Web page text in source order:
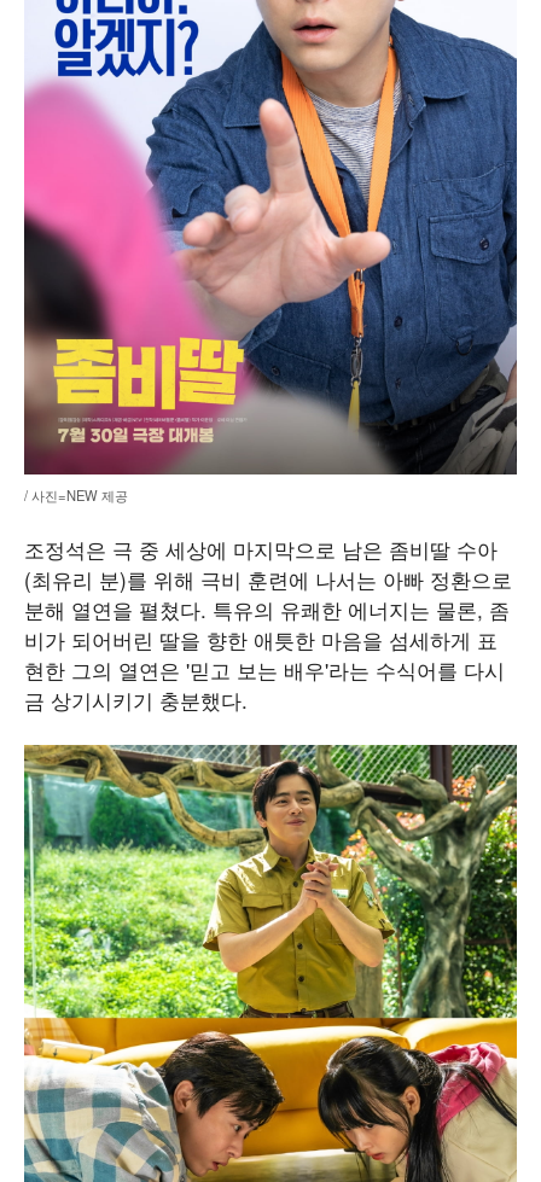
/ 사진=NEW 제공
조정석은 극 중 세상에 마지막으로 남은 좀비딸 수아
(최유리 분)를 위해 극비 훈련에 나서는 아빠 정환으로
분해 열연을 펼쳤다. 특유의 유쾌한 에너지는 물론, 좀
비가 되어버린 딸을 향한 애틋한 마음을 섬세하게 표
현한 그의 열연은 '믿고 보는 배우'라는 수식어를 다시
금 상기시키기 충분했다.